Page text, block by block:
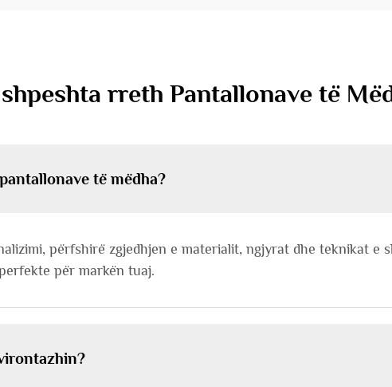
rreth Pantallonave të
të mëdha?
përfshirë zgjedhjen e materialit, ngjyrat dhe teknikat e
për markën tuaj.